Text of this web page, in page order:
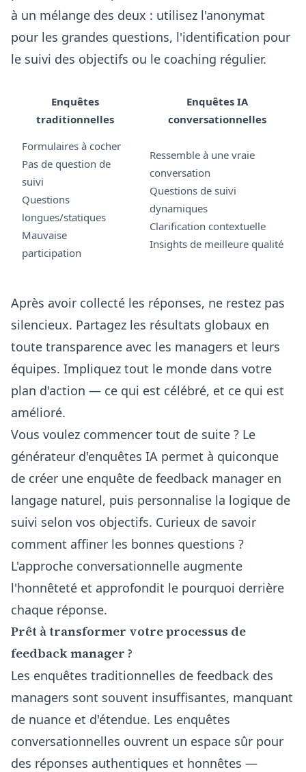
à un mélange des deux : utilisez l'anonymat
pour les grandes questions, l'identification pour
le suivi des objectifs ou le coaching régulier.
Enquêtes
traditionnelles
Enquêtes IA
conversationnelles
Formulaires à cocher
Pas de question de
suivi
Questions
longues/statiques
Mauvaise
participation
Ressemble à une vraie
conversation
Questions de suivi
dynamiques
Clarification contextuelle
Insights de meilleure qualité
Après avoir collecté les réponses, ne restez pas
silencieux. Partagez les résultats globaux en
toute transparence avec les managers et leurs
équipes. Impliquez tout le monde dans votre
plan d'action — ce qui est célébré, et ce qui est
amélioré.
Vous voulez commencer tout de suite ? Le
générateur d'enquêtes IA permet à quiconque
de créer une enquête de feedback manager en
langage naturel, puis personnalise la logique de
suivi selon vos objectifs. Curieux de savoir
comment affiner les bonnes questions ?
L'approche conversationnelle augmente
l'honnêteté et approfondit le pourquoi derrière
chaque réponse.
Prêt à transformer votre processus de
feedback manager ?
Les enquêtes traditionnelles de feedback des
managers sont souvent insuffisantes, manquant
de nuance et d'étendue. Les enquêtes
conversationnelles ouvrent un espace sûr pour
des réponses authentiques et honnêtes —